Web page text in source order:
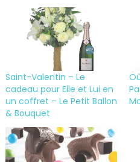
Saint-Valentin – Le
cadeau pour Elle et Lui en
un coffret – Le Petit Ballon
& Bouquet